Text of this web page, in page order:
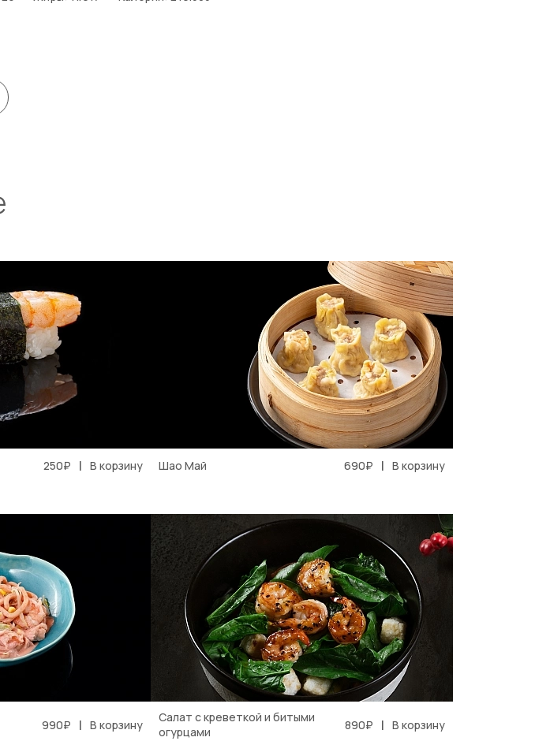
250₽ | В корзину Шао Май 690₽ | В корзину
990₽ | В корзину
Салат с креветкой и битыми
огурцами
890₽ | В корзину